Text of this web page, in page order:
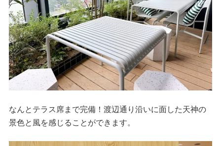
なんとテラス席まで完備！渡辺通り沿いに面した天神の
景色と風を感じることができます。